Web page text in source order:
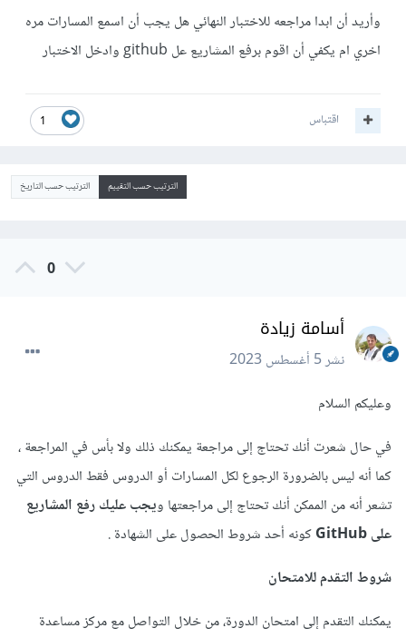
وأريد أن ابدا مراجعه للاختبار النهائي هل يجب أن اسمع المسارات مره
اخري ام يكفي أن اقوم برفع المشاريع عل github وادخل الاختبار
1 اقتباس
الترتيب حسب التقييم الترتيب حسب التاريخ
0
أسامة زيادة
نشر5 أغسطس 2023
وعليكم السلام
في حال شعرت أنك تحتاج إلى مراجعة يمكنك ذلك ولا بأس في المراجعة ،
كما أنه ليس بالضرورة الرجوع لكل المسارات أو الدروس فقط الدروس التي
تشعر أنه من الممكن أنك تحتاج إلى مراجعتها ويجب عليك رفع المشاريع
على GitHub
كونه أحد شروط الحصول على الشهادة .
شروط التقدم للامتحان
يمكنك التقدم إلى امتحان الدورة، من خلال التواصل مع مركز مساعدة